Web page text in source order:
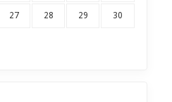
27 28 29 30